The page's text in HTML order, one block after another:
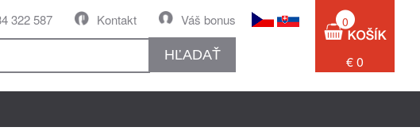
Váš bonus
Kontakt
322 587
HĽADAŤ
0
€ 0